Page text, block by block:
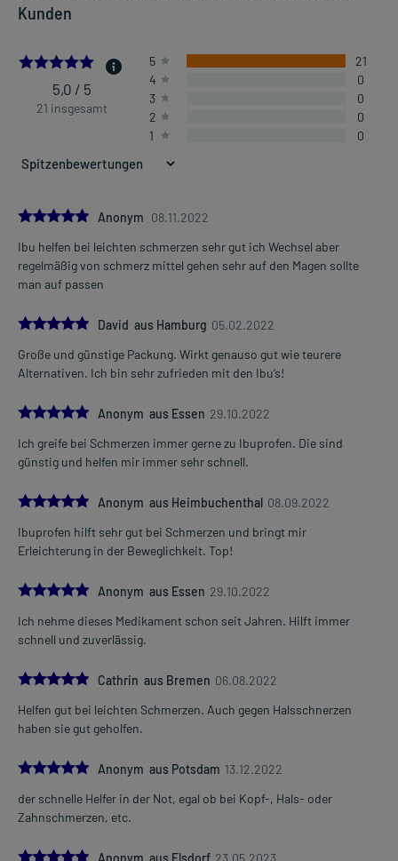
Kunden
5.0
5,0 / 5
21 insgesamt
5
21
4
0
3
0
2
0
1
0
5.0Anonym 08.11.2022
Ibu helfen bei leichten schmerzen sehr gut ich Wechsel aber
regelmäßig von schmerz mittel gehen sehr auf den Magen sollte
man auf passen
5.0
David aus Hamburg 05.02.2022
Große und günstige Packung. Wirkt genauso gut wie teurere
Alternativen. Ich bin sehr zufrieden mit den Ibu‘s!
5.0Anonym aus Essen 29.10.2022
Ich greife bei Schmerzen immer gerne zu Ibuprofen. Die sind
günstig und helfen mir immer sehr schnell.
5.0Anonym aus Heimbuchenthal 08.09.2022
Ibuprofen hilft sehr gut bei Schmerzen und bringt mir
Erleichterung in der Beweglichkeit. Top!
5.0Anonym aus Essen 29.10.2022
Ich nehme dieses Medikament schon seit Jahren. Hilft immer
schnell und zuverlässig.
5.0
Cathrin aus Bremen 06.08.2022
Helfen gut bei leichten Schmerzen. Auch gegen Halsschnerzen
haben sie gut geholfen.
5.0Anonym aus Potsdam 13.12.2022
der schnelle Helfer in der Not, egal ob bei Kopf-, Hals- oder
Zahnschmerzen, etc.
5.0Anonym aus Elsdorf 23.05.2023